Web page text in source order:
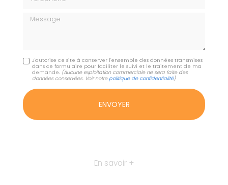
Message
J'autorise ce site à conserver l'ensemble des données transmises
dans ce formulaire pour faciliter le suivi et le traitement de ma
demande. (Aucune exploitation commerciale ne sera faite des
données conservées. Voir notrepolitique de confidentialité)
En savoir +